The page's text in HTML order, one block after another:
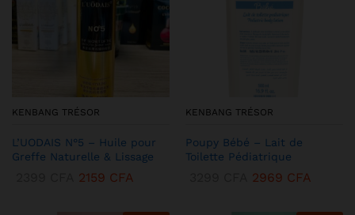
KENBANG TRÉSOR
L’UODAIS N°5 – Huile pour
Greffe Naturelle & Lissage
2159 CFA
KENBANG TRÉSOR
Poupy Bébé – Lait de
Toilette Pédiatrique
2969 CFA